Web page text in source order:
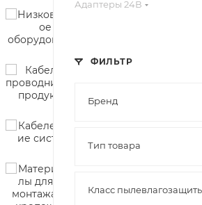
Адаптеры 24В
ФИЛЬТР
Бренд
Тип товара
Класс